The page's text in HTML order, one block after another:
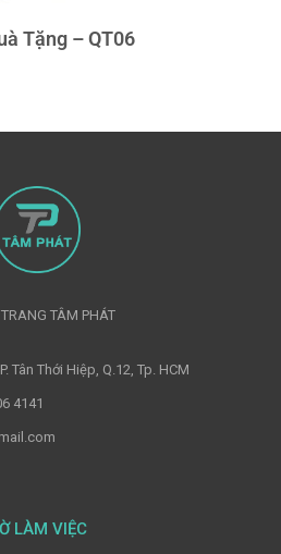
Tặng – QT06
TÂM PHÁT
Tân Thới Hiệp, Q.12, Tp. HCM
4141
LÀM VIỆC